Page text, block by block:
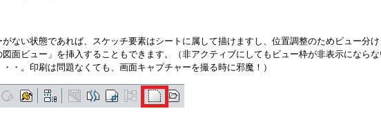
がない状態であれば、スケッチ要素はシートに属して描けますし、位置調整のためビュー分け
面ビュー」を挿入することもできます。（非アクティブにしてもビュー枠が非表示になら
・。印刷は問題なくても、画面キャプチャーを撮る時に邪魔！）